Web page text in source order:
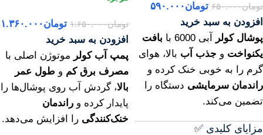
تومان۶۵۰.۰۰۰ تومان۵۹۰.۰۰۰
افزودن به سبد خرید
پوشال کولر
آبی 6000 با
بافت
یکنواخت و جذب آب بالا، هوای
گرم را به خوبی خنک کرده و
راندمان سرمایشی دستگاه را
تضمین می‌کند.
مزایای کلیدی ✅
تومان۱.۶۵۰.۰۰۰ تومان۱.۳۶۰.۰۰۰
افزودن به سبد خرید
پمپ آب کولر موتوژن اصلی با
مصرف برق کم و طول عمر
بالا، گردش آب روی پوشال‌ها را
پایدار کرده و راندمان
خنک‌کنندگی را افزایش می‌دهد.